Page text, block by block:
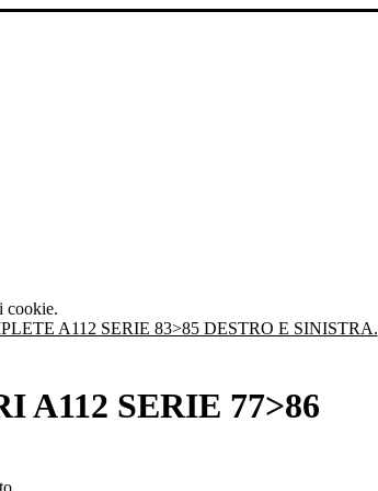
cookie.
A112 SERIE 83>85 DESTRO E SINISTRA.
A112 SERIE 77>86